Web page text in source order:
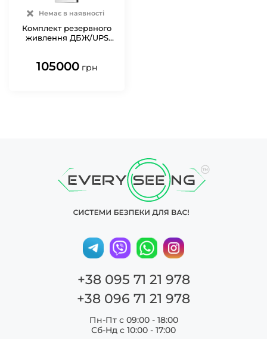
Немає в наявності
Комплект резервного
живлення ДБЖ/UPS
акумулятор LiFePO4
105000 грн
+38 095 71 21 978
+38 096 71 21 978
Пн-Пт с 09:00 - 18:00
Сб-Нд c 10:00 - 17:00